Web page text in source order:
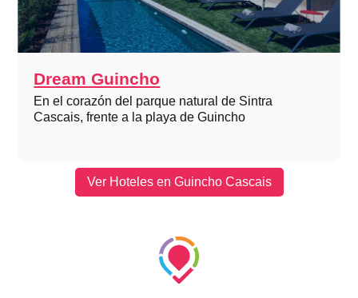
Dream Guincho
En el corazón del parque natural de Sintra
Cascais, frente a la playa de Guincho
Ver Hoteles en Guincho Cascais